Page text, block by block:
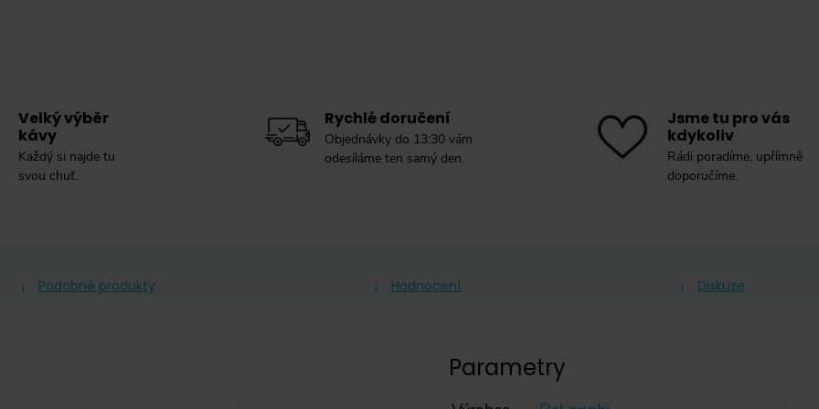
Velký výběr
kávy
Každý si najde tu
svou chuť.
Rychlé doručení
Objednávky do 13:30 vám
odesíláme ten samý den.
Jsme tu pro vás
kdykoliv
Rádi poradíme, upřímně
doporučíme.
Podobné produkty Hodnocení Diskuze
Parametry